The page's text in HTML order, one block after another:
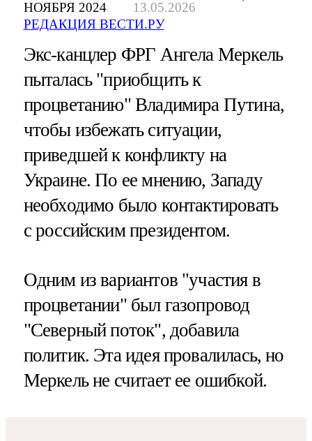
НОЯБРЯ 2024
13.05.2026
РЕДАКЦИЯ ВЕСТИ.РУ
Экс-канцлер ФРГ Ангела Меркель
пыталась "приобщить к
процветанию" Владимира Путина,
чтобы избежать ситуации,
приведшей к конфликту на
Украине. По ее мнению, Западу
необходимо было контактировать
с российским президентом.
Одним из вариантов "участия в
процветании" был газопровод
"Северный поток", добавила
политик. Эта идея провалилась, но
Меркель не считает ее ошибкой.